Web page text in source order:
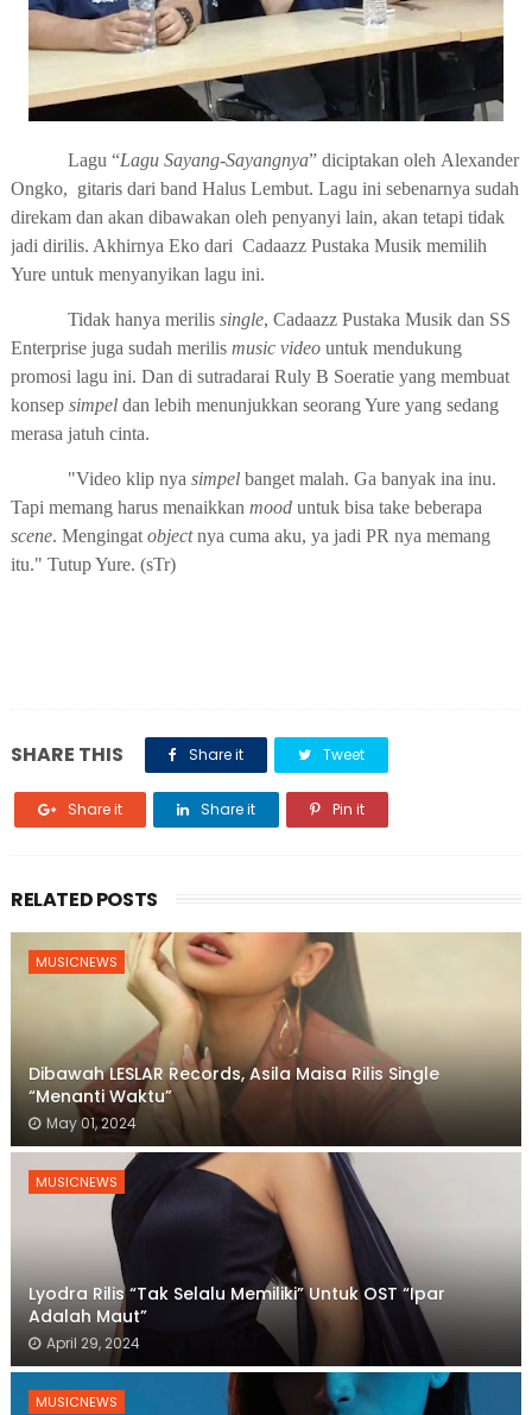
Lagu “Lagu Sayang-Sayangnya” diciptakan oleh Alexander
Ongko, gitaris dari band Halus Lembut. Lagu ini sebenarnya sudah
direkam dan akan dibawakan oleh penyanyi lain, akan tetapi tidak
jadi dirilis. Akhirnya Eko dari Cadaazz Pustaka Musikmemilih
Yure untuk menyanyikan lagu ini.
Tidak hanya merilis single, Cadaazz Pustaka Musik dan SS
Enterprisejuga sudah merilis music videountuk mendukung
promosi lagu ini. Dan di sutradarai Ruly B Soeratie yang membuat
konsep simpel dan lebih menunjukkan seorang Yure yang sedang
merasa jatuh cinta.
"Video klip nya simpelbanget malah. Ga banyak ina inu.
Tapi memang harus menaikkan mooduntuk bisa take beberapa
scene. Mengingat objectnya cuma aku, ya jadi PR nya memang
itu." TutupYure. (sTr)
SHARE THIS Share it Tweet
Share it Share it Pin it
RELATED POSTS
MUSICNEWS
Dibawah LESLAR Records, Asila Maisa Rilis Single
“Menanti Waktu”
May 01, 2024
MUSICNEWS
Lyodra Rilis “Tak Selalu Memiliki” Untuk OST “Ipar
Adalah Maut”
April 29, 2024
MUSICNEWS